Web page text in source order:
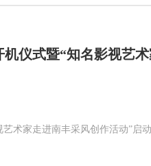
仪式暨“知名影视艺
术家走进南丰采风创作活动”启